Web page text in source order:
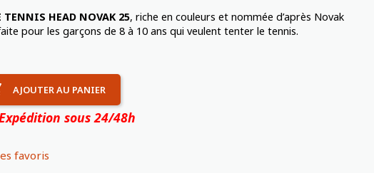
TENNIS HEAD NOVAK 25, riche en couleurs et nommée d’après Novak
pour les garçons de 8 à 10 ans qui veulent tenter le tennis.
AJOUTER AU PANIER
sous 24/48h
favoris